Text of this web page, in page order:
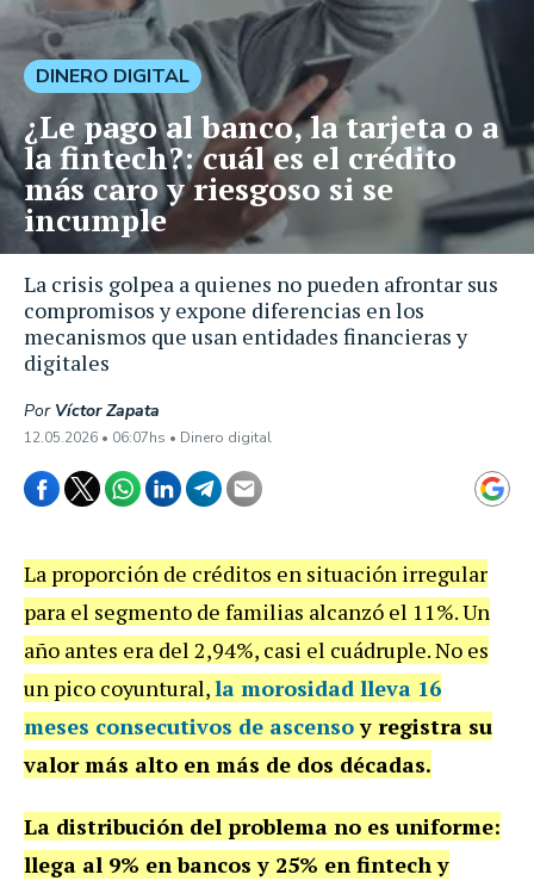
La crisis golpea a quienes no pueden afrontar sus
compromisos y expone diferencias en los
mecanismos que usan entidades financieras y
digitales
Por Víctor Zapata
12.05.2026 • 06:07hs • Dinero digital
DINERO DIGITAL
¿Le pago al banco, la tarjeta o a
la fintech?: cuál es el crédito
más caro y riesgoso si se
incumple
La proporción de créditos en situación irregular
para el segmento de familias alcanzó el 11%. Un
año antes era del 2,94%, casi el cuádruple. No es
un pico coyuntural,la morosidad lleva 16
meses consecutivos de ascensoy registra su
valor más alto en más de dos décadas.
La distribución del problema no es uniforme:
llega al 9% en bancos y 25% en fintech y